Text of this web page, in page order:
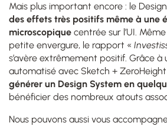
Mais plus important encore : le
des effets très positifs même à une
microscopique centrée sur l’UI.
petite envergure, le rapport «
s’avère extrêmement positif. Grâce
automatisé avec Sketch + ZeroHeight
générer un Design System en
bénéficier des nombreux atouts
Nous pouvons aussi vous